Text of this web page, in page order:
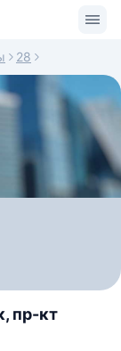
28
пр-кт